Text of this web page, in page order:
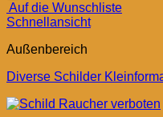
Auf die Wunschliste
Schnellansicht
Außenbereich
Diverse Schilder